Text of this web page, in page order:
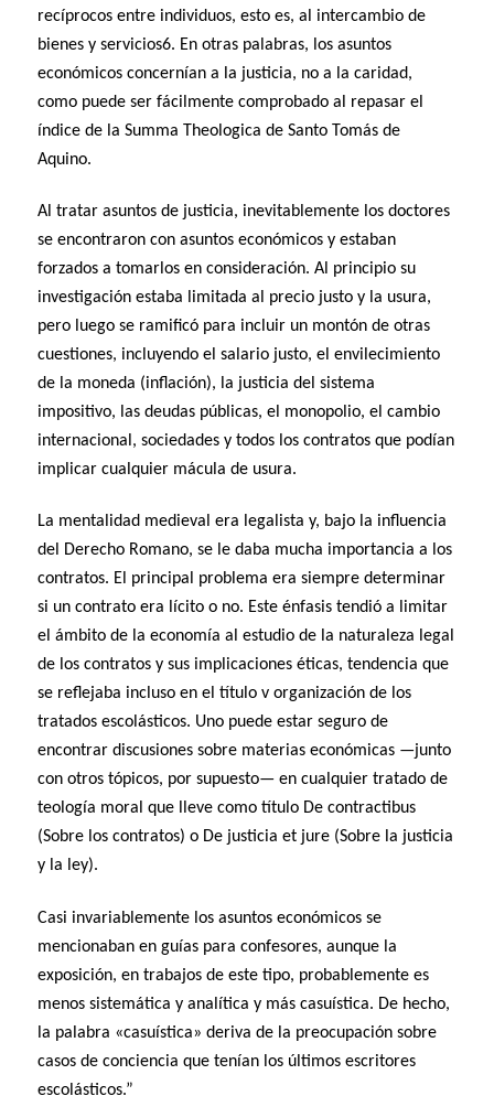
recíprocos entre individuos, esto es, al intercambio de
bienes y servicios6. En otras palabras, los asuntos
económicos concernían a la justicia, no a la caridad,
como puede ser fácilmente comprobado al repasar el
índice de la Summa Theologica de Santo Tomás de
Aquino.
Al tratar asuntos de justicia, inevitablemente los doctores
se encontraron con asuntos económicos y estaban
forzados a tomarlos en consideración. Al principio su
investigación estaba limitada al precio justo y la usura,
pero luego se ramificó para incluir un montón de otras
cuestiones, incluyendo el salario justo, el envilecimiento
de la moneda (inflación), la justicia del sistema
impositivo, las deudas públicas, el monopolio, el cambio
internacional, sociedades y todos los contratos que podían
implicar cualquier mácula de usura.
La mentalidad medieval era legalista y, bajo la influencia
del Derecho Romano, se le daba mucha importancia a los
contratos. El principal problema era siempre determinar
si un contrato era lícito o no. Este énfasis tendió a limitar
el ámbito de la economía al estudio de la naturaleza legal
de los contratos y sus implicaciones éticas, tendencia que
se reflejaba incluso en el título v organización de los
tratados escolásticos. Uno puede estar seguro de
encontrar discusiones sobre materias económicas —junto
con otros tópicos, por supuesto— en cualquier tratado de
teología moral que lleve como título De contractibus
(Sobre los contratos) o De justicia et jure (Sobre la justicia
y la ley).
Casi invariablemente los asuntos económicos se
mencionaban en guías para confesores, aunque la
exposición, en trabajos de este tipo, probablemente es
menos sistemática y analítica y más casuística. De hecho,
la palabra «casuística» deriva de la preocupación sobre
casos de conciencia que tenían los últimos escritores
escolásticos.”